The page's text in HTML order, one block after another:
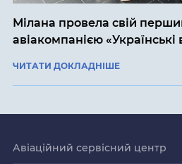
Мілана провела свій
авіакомпанією «Українські
ЧИТАТИ ДОКЛАДНІШЕ
Авіаційний сервісний центр